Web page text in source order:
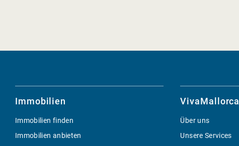
Immobilien
Immobilien finden
Immobilien anbieten
VivaMallorca
Über uns
Unsere Services